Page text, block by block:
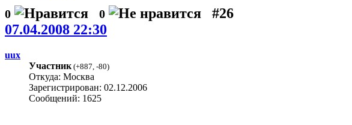
0 0
#26
07.04.2008 22:30
uux
Участник (+887 -80)
Откуда: Москва
Зарегистрирован: 02.12.2006
Сообщений: 1625